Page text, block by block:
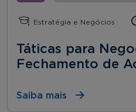
Estratégia e Negócios
Táticas para
Fechamento de
Saiba mais